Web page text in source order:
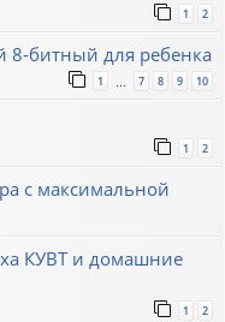
1 2
8-битный для ребенка
1 … 7 8 9 10
1 2
с максимальной
КУВТ и домашние
1 2